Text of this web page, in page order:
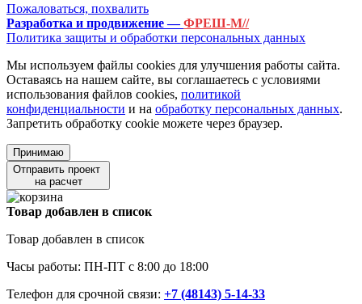
Пожаловаться, похвалить
Разработка и продвижение —ФРЕШ-М//
Политика защиты и обработки персональных данных
Мы используем файлы cookies для улучшения работы сайта.
Оставаясь на нашем сайте, вы соглашаетесь с условиями
использования файлов cookies, политикой
конфиденциальности и на обработку персональных данных.
Запретить обработку cookie можете через браузер.
Принимаю
Отправить проект
на расчет
Товар добавлен в список
Товар добавлен в список
Часы работы: ПН-ПТ с 8:00 до 18:00
Телефон для срочной связи: +7 (48143) 5-14-33